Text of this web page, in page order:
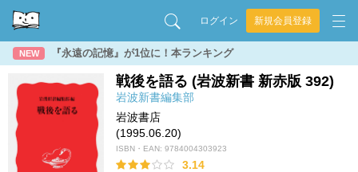
ログイン 新規会員登録
NEW 『永遠の記憶』が1位に！本ランキング
戦後を語る (岩波新書 新赤版 392)
岩波新書編集部
岩波書店
(1995.06.20)
ISBN・EAN: 9784004303923
3.14